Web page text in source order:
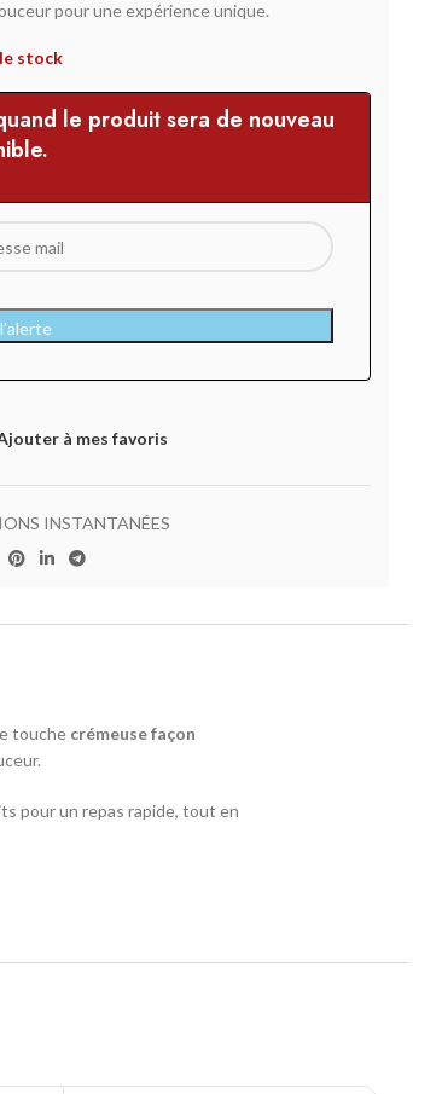
pour une expérience unique.
stock
le produit sera de nouveau
à mes favoris
INSTANTANÉES
touche crémeuse façon
pour un repas rapide, tout en